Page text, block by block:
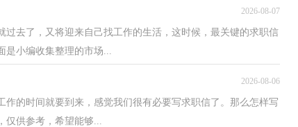
2026-08-07
去了，又将迎来自己找工作的生活，这时候，最关键的求职信
是小编收集整理的市场...
2026-08-06
的时间就要到来，感觉我们很有必要写求职信了。那么怎样写
仅供参考，希望能够...